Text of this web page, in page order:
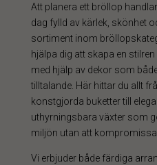
Att planera ett bröllop
dag fylld av kärlek, skönhet
sortiment inom
hjälpa dig att skapa en
med hjälp av dekor som
tilltalande. Här hittar du allt
konstgjorda buketter till
uthyrningsbara växter som
miljön utan att kompromissa
Vi erbjuder både färdiga